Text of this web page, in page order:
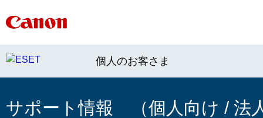
個人のお客さま
サポート情報 （個人向け / 法